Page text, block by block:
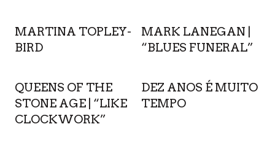
MARTINA TOPLEY-
BIRD
MARK LANEGAN |
“BLUES FUNERAL”
QUEENS OF THE
STONE AGE | “LIKE
CLOCKWORK”
DEZ ANOS É MUITO
TEMPO